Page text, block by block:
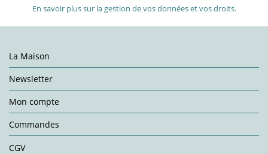
En savoir plus sur la gestion de vos données et vos droits.
La Maison
Newsletter
Mon compte
Commandes
CGV